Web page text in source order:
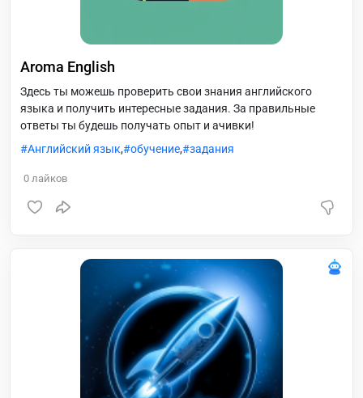
Aroma English
Здесь ты можешь проверить свои знания английского
языка и получить интересные задания. За правильные
ответы ты будешь получать опыт и ачивки!
Английский язык, обучение, задания
0 лайков